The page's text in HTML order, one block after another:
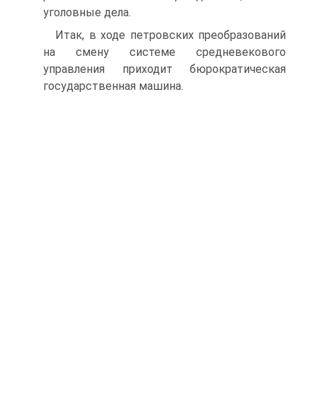
уголовные дела.
Итак, в ходе петровских преобразований
на смену системе средневекового
управления приходит бюрократическая
государственная машина.